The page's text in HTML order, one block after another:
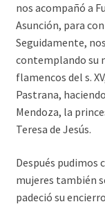
nos acompañó a
Asunción, para
Seguidamente,
contemplando su
flamencos del s.
Pastrana,
Mendoza, la
Teresa de Jesús.
Después pudimos
mujeres también
padeció su